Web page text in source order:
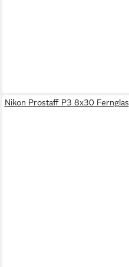
Nikon Prostaff P3 8x30 Fernglas